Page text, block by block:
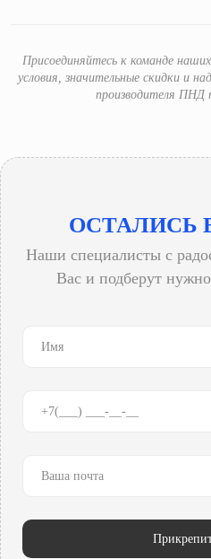
Присоединяйтесь к команде
условия, значительные скидки и
производителя ПНД
ОСТАЛИСЬ
Наши специалисты с
Вас и подберут